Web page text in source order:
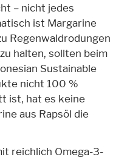
– nicht jedes
ist Margarine
Regenwaldrodungen
halten, sollten beim
Sustainable
nicht 100 %
ist, hat es keine
aus Rapsöl die
reichlich Omega-3-